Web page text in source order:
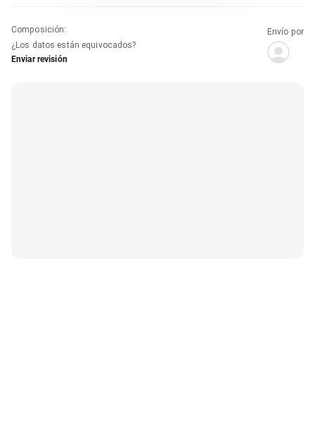
Composición:
¿Los datos están equivocados?
Enviar revisión
Envío por